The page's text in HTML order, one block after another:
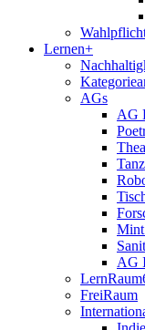
Lernen+
AGs
AG
AG
FreiRaum